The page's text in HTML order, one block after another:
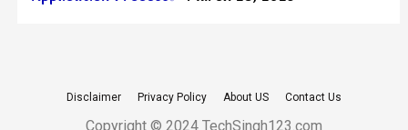
Disclaimer Privacy Policy About US Contact Us
Copyright © 2024 TechSingh123.com